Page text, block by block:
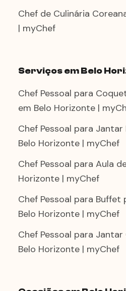
Chef de Culinária
| myChef
Serviços em Belo
Chef Pessoal para
em Belo Horizonte |
Chef Pessoal para
Belo Horizonte | myChef
Chef Pessoal para Aula
Horizonte | myChef
Chef Pessoal para Buffet
Belo Horizonte | myChef
Chef Pessoal para
Belo Horizonte | myChef